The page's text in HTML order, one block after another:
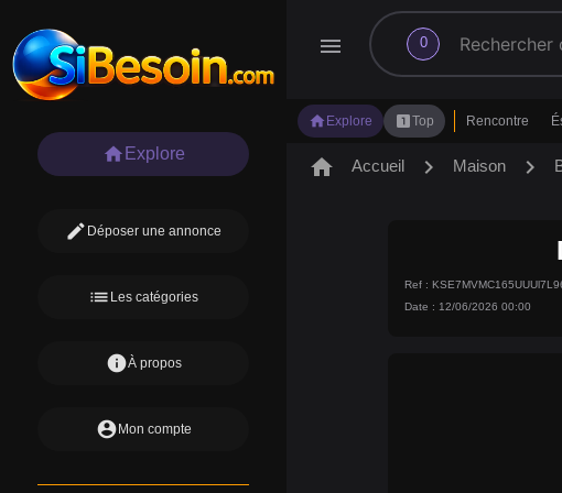
menu 0
search
home Explore looks_oneTop Rencontre
home Explore
edit Déposer une annonce
list Les catégories
infoÀ propos
account_circle Mon compte
home Accueil chevron_right Maison chevron_right
Ref :
Date : 12/06/2026 00:00